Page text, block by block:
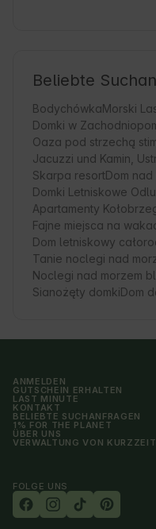
Beliebte
BodychówkaMorski
Domki w
Oaza pod strzechą
Jacuzzi und Kamin,
Skarpa resortDom
Domki Letniskowe
Apartamenty
Fajne miejsca na
Dom letniskowy
Tanie noclegi nad
Noclegi nad morzem
Sianożęty domkiDom
ANMELDEN
GUTSCHEIN ERHALTEN
LAST MINUTE
KONTAKT
BELIEBTE SUCHANFRAGEN
1% FOR THE PLANET
ÜBER UNS
VERWALTUNG VON
FOLGE UNS